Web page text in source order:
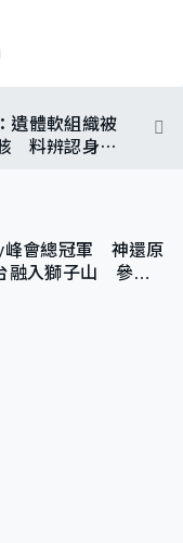
遺體軟組織被
料辨認身份
峰會總冠軍 神還原
融入獅子山 參賽